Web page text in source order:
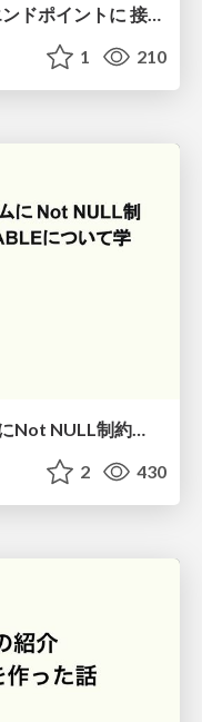
Prism.parseで 300本以上あるエンドポイントに 接続できる権限の一覧表を作ってみた
1 210
2 430